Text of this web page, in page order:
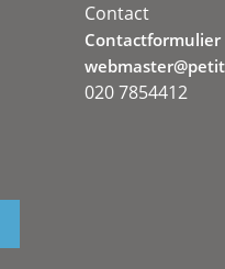
Contact
Contactformulier
020 7854412